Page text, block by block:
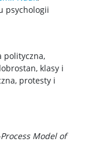
psychologii
polityczna,
klasy i
protesty i
Model of